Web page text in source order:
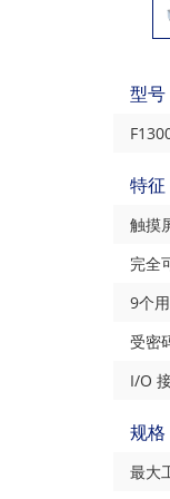
型号
特征
触摸
完全
9个
受密
I/O
规格
最大